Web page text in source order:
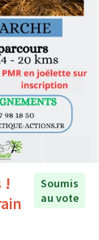
!
Soumis
au vote